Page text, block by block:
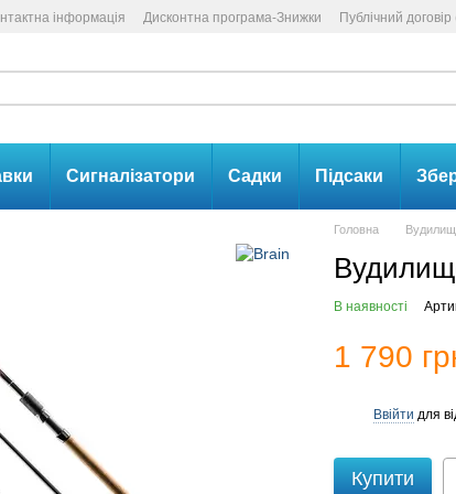
інформація Дисконтна програма-Знижки Публічний
Сигналізатори Садки Підсаки
Головна
В наявності
1 790
Ввійти для
Купити